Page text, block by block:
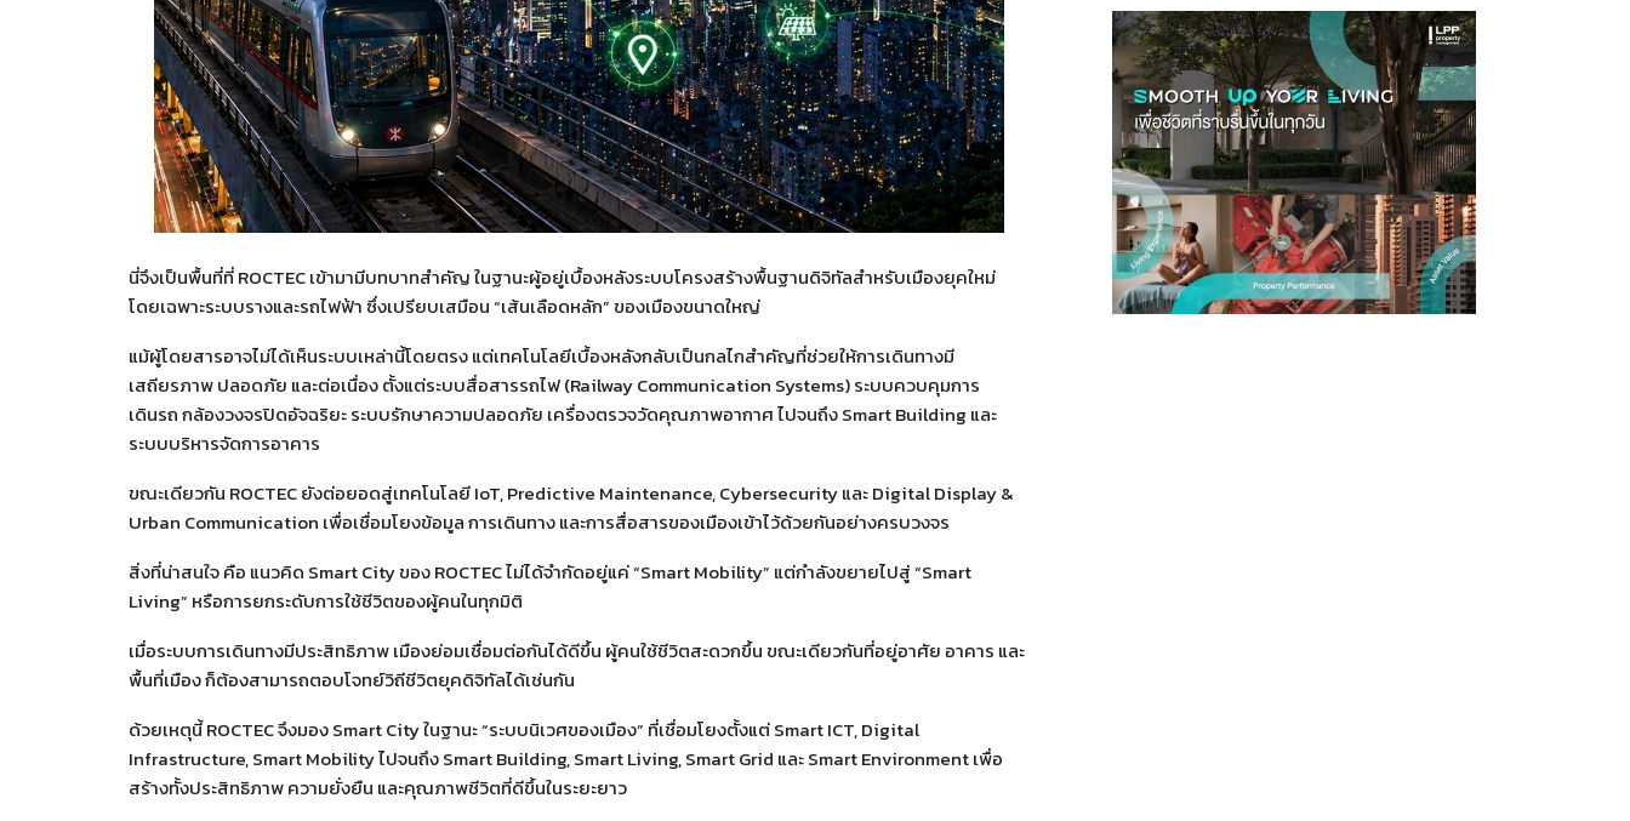
นี่จึงเป็นพื้นที่ที่ROCTECเข้ามามีบทบาทสำคัญ ในฐานะผู้อยู่เบื้องหลังระบบโครงสร้างพื้นฐานดิจิทัลสำหรับเมืองยุคใหม่
โดยเฉพาะระบบรางและรถไฟฟ้า ซึ่งเปรียบเสมือน “เส้นเลือดหลัก” ของเมืองขนาดใหญ่
แม้ผู้โดยสารอาจไม่ได้เห็นระบบเหล่านี้โดยตรง แต่เทคโนโลยีเบื้องหลังกลับเป็นกลไกสำคัญที่ช่วยให้การเดินทางมี
เสถียรภาพ ปลอดภัย และต่อเนื่อง ตั้งแต่ระบบสื่อสารรถไฟ (Railway Communication Systems) ระบบควบคุมการ
เดินรถ กล้องวงจรปิดอัจฉริยะ ระบบรักษาความปลอดภัย เครื่องตรวจวัดคุณภาพอากาศ ไปจนถึง Smart Building และ
ระบบบริหารจัดการอาคาร
ขณะเดียวกัน ROCTEC ยังต่อยอดสู่เทคโนโลยี IoT, Predictive Maintenance, Cybersecurity และ Digital Display &
Urban Communication เพื่อเชื่อมโยงข้อมูล การเดินทาง และการสื่อสารของเมืองเข้าไว้ด้วยกันอย่างครบวงจร
สิ่งที่น่าสนใจ คือ แนวคิด Smart City ของ ROCTEC ไม่ได้จำกัดอยู่แค่ “Smart Mobility” แต่กำลังขยายไปสู่ “Smart
Living” หรือการยกระดับการใช้ชีวิตของผู้คนในทุกมิติ
เมื่อระบบการเดินทางมีประสิทธิภาพ เมืองย่อมเชื่อมต่อกันได้ดีขึ้น ผู้คนใช้ชีวิตสะดวกขึ้น ขณะเดียวกันที่อยู่อาศัย อาคาร และ
พื้นที่เมือง ก็ต้องสามารถตอบโจทย์วิถีชีวิตยุคดิจิทัลได้เช่นกัน
ด้วยเหตุนี้ ROCTEC จึงมอง Smart City ในฐานะ “ระบบนิเวศของเมือง” ที่เชื่อมโยงตั้งแต่ Smart ICT, Digital
Infrastructure, Smart Mobility ไปจนถึง Smart Building, Smart Living, Smart Grid และ Smart Environment เพื่อ
สร้างทั้งประสิทธิภาพ ความยั่งยืน และคุณภาพชีวิตที่ดีขึ้นในระยะยาว